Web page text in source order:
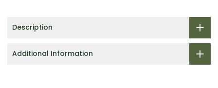
Description
Additional Information